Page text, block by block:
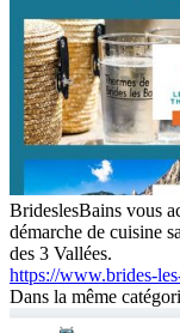
BrideslesBains vous
démarche de cuisine
des 3 Vallées.
https://www.brides-
Dans la même